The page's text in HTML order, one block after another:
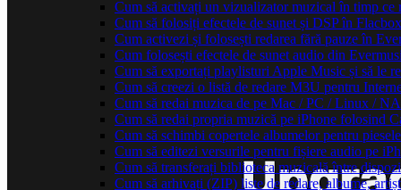
Cum să activați un vizualizator muzical în timp ce
Cum să folosiți efectele de sunet și DSP în
Cum activezi și folosești redarea fără pauze în
Cum folosești efectele de sunet audio din
Cum să exportați playlisturi Apple Music și să le
Cum să creezi o listă de redare M3U pentru
Cum să redai muzica de pe Mac / PC / Linux /
Cum să redai propria muzică pe iPhone folosind
Cum să schimbi copertele albumelor pentru
Cum să editezi versurile pentru fișiere audio pe
Cum să transferați biblioteca muzicală între
Cum să arhivați (ZIP) liste de redare, albume,